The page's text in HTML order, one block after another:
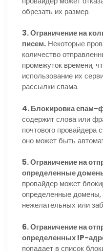
обрезать их размер.
3. Ограничение на
писем. Некоторые
количество
промежуток времени,
использование их
рассылки спама.
4. Блокировка спам-
содержит слова или
почтового провайдера
оно может быть
5. Ограничение на
определенные
провайдер может
определенные домены,
нежелательных или
6. Ограничение на
определенных IP-
попадает в список